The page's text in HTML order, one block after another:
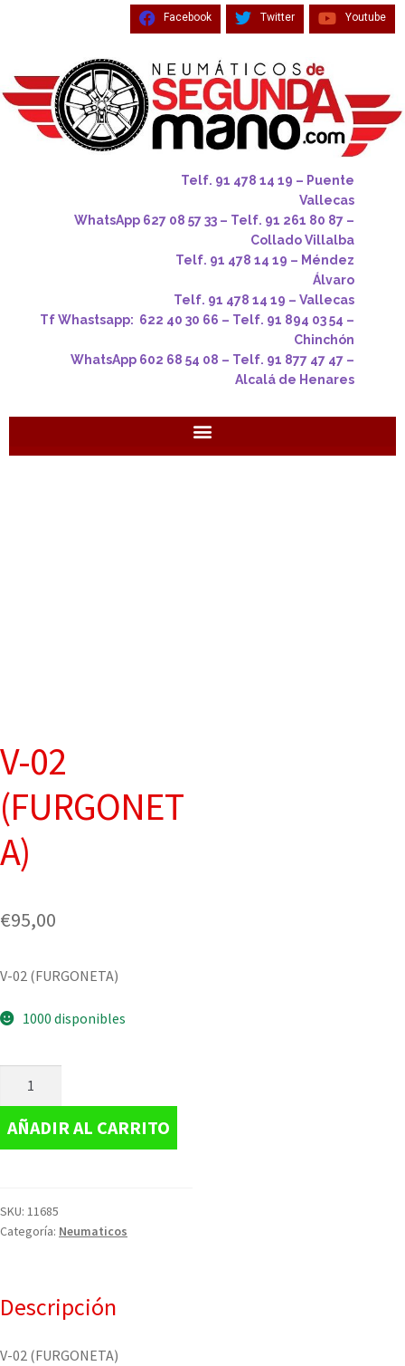
Facebook Twitter Youtube
Telf. 91 478 14 19 – Puente
Vallecas
WhatsApp 627 08 57 33 – Telf. 91 261 80 87 –
Collado Villalba
Telf. 91 478 14 19 – Méndez
Álvaro
Telf. 91 478 14 19 – Vallecas
Tf Whastsapp: 622 40 30 66 – Telf. 91 894 03 54 –
Chinchón
WhatsApp 602 68 54 08 – Telf. 91 877 47 47 –
Alcalá de Henares
V-02
(FURGONET
A)
€95,00
V-02 (FURGONETA)
1000 disponibles
AÑADIR AL CARRITO
SKU: 11685
Categoría: Neumaticos
Descripción
V-02 (FURGONETA)